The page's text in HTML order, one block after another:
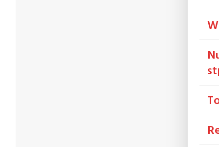
Nucleaire meettechniek en dosimetrie in de stralingsbescherming (6